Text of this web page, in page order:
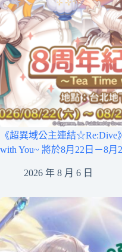
《超異域公主連結☆Re:Dive
with You~ 將於8月22日－8
2026 年 8 月 6 日